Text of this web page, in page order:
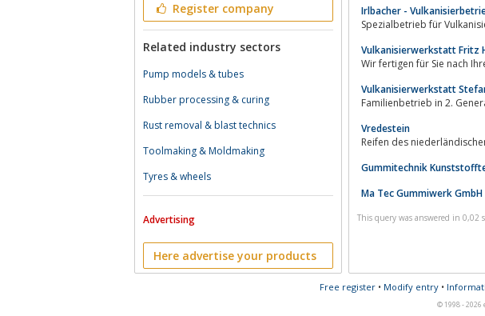
Register company
Related industry sectors
Pump models & tubes
Rubber processing & curing
Rust removal & blast technics
Toolmaking & Moldmaking
Tyres & wheels
Advertising
Here advertise your products
Irlbacher -
Spezialbetrieb für
Vulkanisierwerkstatt Fritz
Vulkanisierwerkstatt
Vredestein
Gummitechnik
Ma Tec Gummiwerk GmbH
This query was answered in 0,02
Free register• Modify entry•
© 1998 -